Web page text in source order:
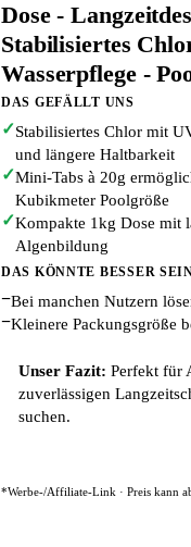
Dose -
Stabilisiertes
Wasserpflege -
DAS GEFÄLLT UNS
✓Stabilisiertes Chlor mit
und längere Haltbarkeit
✓Mini-Tabs à 20g
Kubikmeter Poolgröße
✓Kompakte 1kg Dose mit
Algenbildung
DAS KÖNNTE BESSER
−Bei manchen Nutzern
−Kleinere Packungsgröße
Unser Fazit: Perfekt für
zuverlässigen
suchen.
*Werbe-/Affiliate-Link · Preis kann